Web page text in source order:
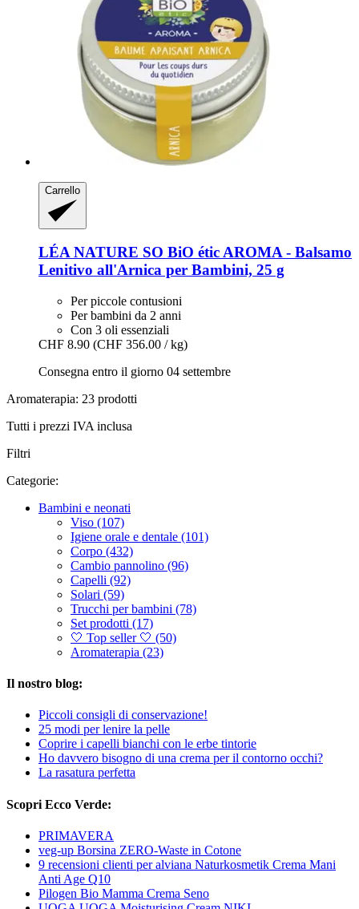
Carrello
LÉA NATURE SO BiO éticAROMA -​ Balsamo
Lenitivo all'Arnica per Bambini, 25 g
Per piccole contusioni
Per bambini da 2 anni
Con 3 oli essenziali
CHF 8.90 (CHF 356.00 / kg)
Consegna entro il giorno 04 settembre
Aromaterapia: 23 prodotti
Tutti i prezzi IVA inclusa
Filtri
Categorie:
Bambini e neonati
Viso (107)
Igiene orale e dentale (101)
Corpo (432)
Cambio pannolino (96)
Capelli (92)
Solari (59)
Trucchi per bambini (78)
Set prodotti (17)
🤍 Top seller 🤍 (50)
Aromaterapia (23)
Il nostro blog:
Piccoli consigli di conservazione!
25 modi per lenire la pelle
Coprire i capelli bianchi con le erbe tintorie
Ho davvero bisogno di una crema per il contorno occhi?
La rasatura perfetta
Scopri Ecco Verde:
PRIMAVERA
veg-up Borsina ZERO-Waste in Cotone
9 recensioni clienti per alviana Naturkosmetik Crema Mani
Anti Age Q10
Pilogen Bio Mamma Crema Seno